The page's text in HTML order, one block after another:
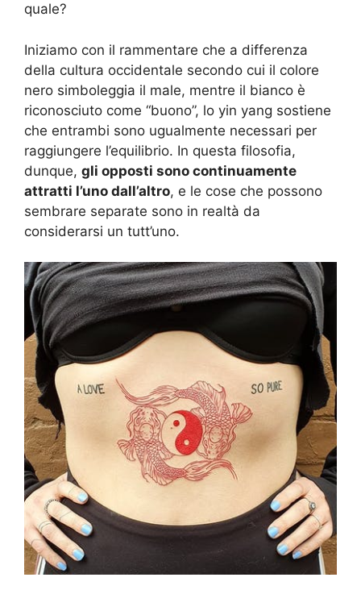
quale?
Iniziamo con il rammentare che a differenza
della cultura occidentale secondo cui il colore
nero simboleggia il male, mentre il bianco è
riconosciuto come “buono”, lo yin yang sostiene
che entrambi sono ugualmente necessari per
raggiungere l’equilibrio. In questa filosofia,
dunque, gli opposti sono continuamente
attratti l’uno dall’altro, e le cose che possono
sembrare separate sono in realtà da
considerarsi un tutt’uno.